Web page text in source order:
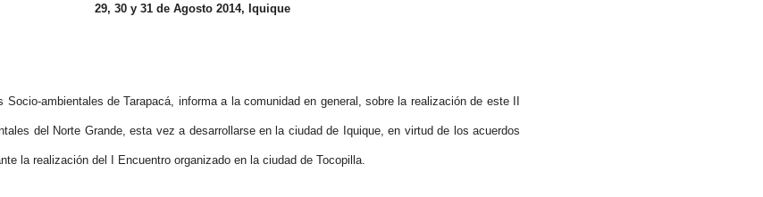
Agosto 2014, Iquique
Socio-ambientales de Tarapacá, informa a la comunidad en general, sobre la realización de este II
del Norte Grande, esta vez a desarrollarse en la ciudad de Iquique, en virtud de los acuerdos
la realización del I Encuentro organizado en la ciudad de Tocopilla.